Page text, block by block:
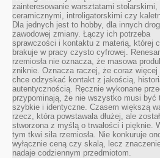
zainteresowanie warsztatami stolarskimi,
ceramicznymi, introligatorskimi czy
Dla jednych jest to hobby, dla innych
zawodowej zmiany. Łączy ich potrzeba
sprawczości i kontaktu z materią, której
brakuje w pracy czysto cyfrowej.
rzemiosła nie oznacza, że masowa
zniknie. Oznacza raczej, że coraz więcej
chce odzyskać kontakt z jakością,
autentycznością. Ręcznie wykonane
przypominają, że nie wszystko musi być
szybkie i identyczne. Czasem większą
rzecz, która powstawała dłużej, ale
stworzona z myślą o trwałości i pięknie.
tym tkwi siła rzemiosła. Nie konkuruje
wyłącznie ceną czy skalą, lecz
nadaje codziennym przedmiotom.